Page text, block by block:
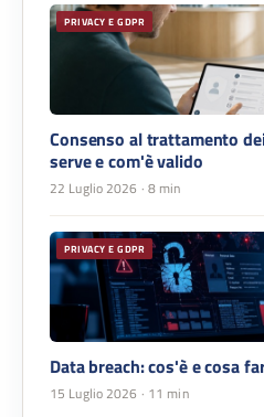
PRIVACY E GDPR
Consenso al trattamento
serve e com'è valido
22 Luglio 2026 · 8 min
PRIVACY E GDPR
Data breach: cos'è e cosa
15 Luglio 2026 · 11 min